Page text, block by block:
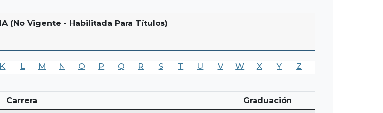
(No Vigente - Habilitada Para Títulos)
K L M N O P Q R S T U V W X Y Z
Carrera
Graduación